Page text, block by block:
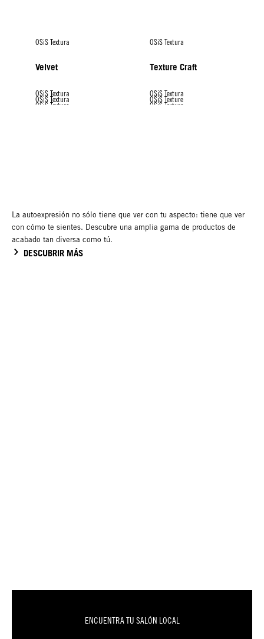
OSiS Textura
Velvet
OSiS Textura
Texture Craft
OSiS Textura OSiS Textura
OSiS Textura OSiS Texture
OSiS Textura OSiS Textura
La autoexpresión no sólo tiene que ver con tu aspecto: tiene que ver
con cómo te sientes. Descubre una amplia gama de productos de
acabado tan diversa como tú.
DESCUBRIR MÁS
ENCUENTRA TU SALÓN LOCAL